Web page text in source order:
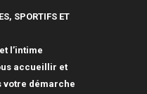
SPORTIFS ET
l’intime
accueillir et
votre démarche